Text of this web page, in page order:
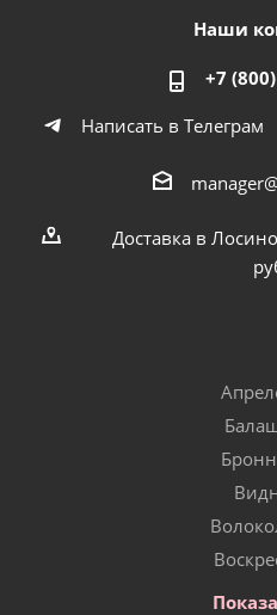
Наши
+7
Написать в Телеграм
Доставка в